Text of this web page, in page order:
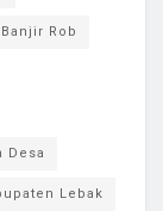
Banjir Rob
Desa
Lebak